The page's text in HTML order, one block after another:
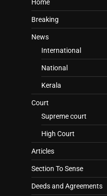
Home
Breaking
News
International
National
Kerala
Court
Supreme court
High Court
Articles
Section To Sense
Deeds and Agreements